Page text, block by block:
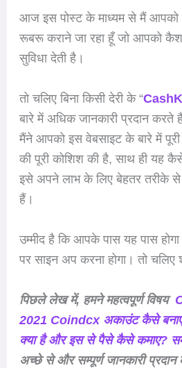
आज इस पोस्ट के माध्यम से मैं आपको
रूबरू कराने जा रहा हूँ जो आपको
सुविधा देती है।
तो चलिए बिना किसी देरी के “
बारे में अधिक जानकारी प्रदान
मैंने आपको इस वेबसाइट के बारे में पूरी
की पूरी कोशिश की है, साथ ही यह
इसे अपने लाभ के लिए बेहतर तरीके
हैं।
उम्मीद है कि आपके पास यह पास
पर साइन अप करना होगा। तो
पिछले लेख में, हमने महत्वपूर्ण विषय
2021 Coindcx अकाउंट कैसे
क्या है और इस से पैसे कैसे कमाए?
अच्छे से और सम्पूर्ण जानकारी